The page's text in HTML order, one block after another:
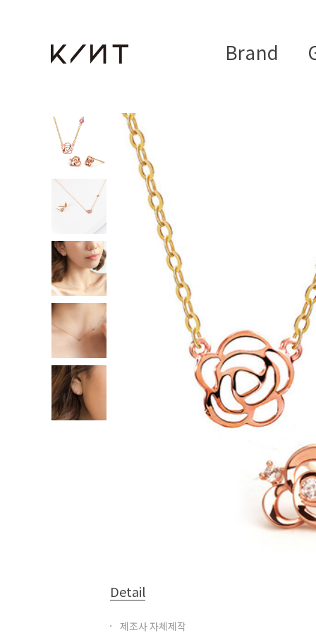
Brand
Detail
제조사 자체제작